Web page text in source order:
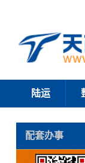
陆运
配套办事